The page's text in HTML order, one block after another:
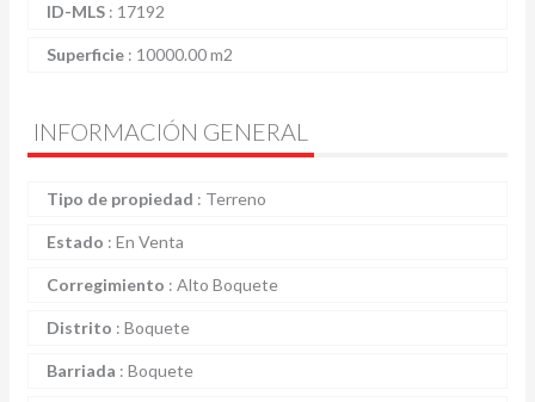
ID-MLS : 17192
Superficie : 10000.00 m2
INFORMACIÓN GENERAL
Tipo de propiedad : Terreno
Estado : En Venta
Corregimiento : Alto Boquete
Distrito : Boquete
Barriada : Boquete